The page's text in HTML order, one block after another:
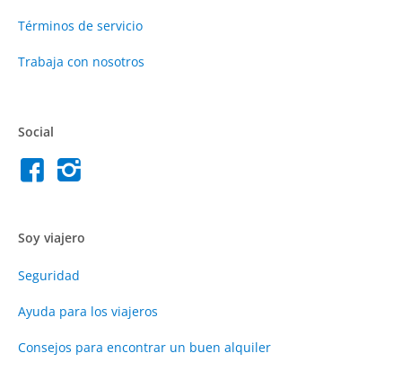
Términos de servicio
Trabaja con nosotros
Social
Soy viajero
Seguridad
Ayuda para los viajeros
Consejos para encontrar un buen alquiler